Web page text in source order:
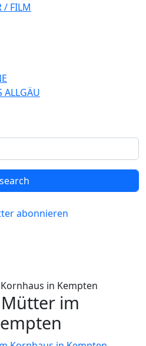
/ FILM
ALLGÄU
abonnieren
in Kempten
im